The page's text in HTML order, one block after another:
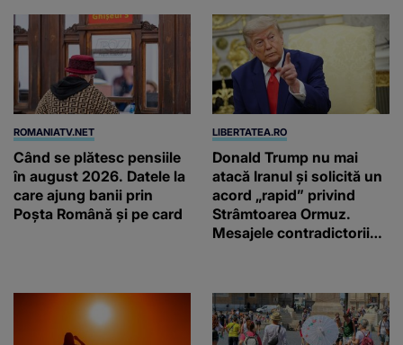
ROMANIATV.NET
Când se plătesc pensiile
în august 2026. Datele la
care ajung banii prin
Poșta Română și pe card
LIBERTATEA.RO
Donald Trump nu mai
atacă Iranul și solicită un
acord „rapid” privind
Strâmtoarea Ormuz.
Mesajele contradictorii